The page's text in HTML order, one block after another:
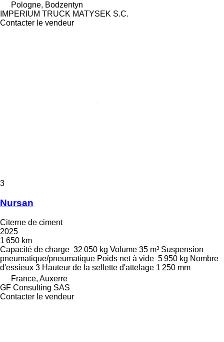
Pologne, Bodzentyn
IMPERIUM TRUCK MATYSEK S.C.
Contacter le vendeur
3
Nursan
Citerne de ciment
2025
1 650 km
Capacité de charge 32 050 kg Volume 35 m³ Suspension
pneumatique/pneumatique Poids net à vide 5 950 kg Nombre
d'essieux 3 Hauteur de la sellette d'attelage 1 250 mm
France, Auxerre
GF Consulting SAS
Contacter le vendeur